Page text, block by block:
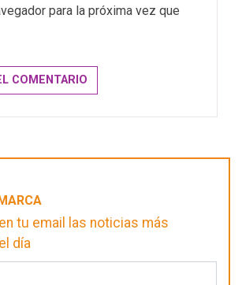
para la próxima vez que
tu email las noticias más
día